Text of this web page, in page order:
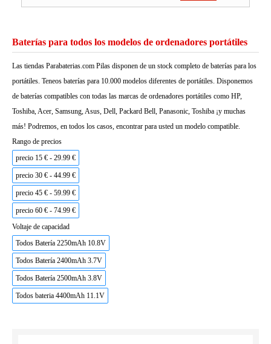
Baterías para todos los modelos de ordenadores portátiles
Las tiendas Parabaterias.com Pilas disponen de un stock completo de baterías para los
portátiles. Teneos baterías para 10.000 modelos diferentes de portátiles. Disponemos
de baterías compatibles con todas las marcas de ordenadores portátiles como HP,
Toshiba, Acer, Samsung, Asus, Dell, Packard Bell, Panasonic, Toshiba ¡y muchas
más! Podremos, en todos los casos, encontrar para usted un modelo compatible.
Rango de precios
precio 15 € - 29.99 €
precio 30 € - 44.99 €
precio 45 € - 59.99 €
precio 60 € - 74.99 €
Voltaje de capacidad
Todos Batería 2250mAh 10.8V
Todos Batería 2400mAh 3.7V
Todos Batería 2500mAh 3.8V
Todos bateria 4400mAh 11.1V